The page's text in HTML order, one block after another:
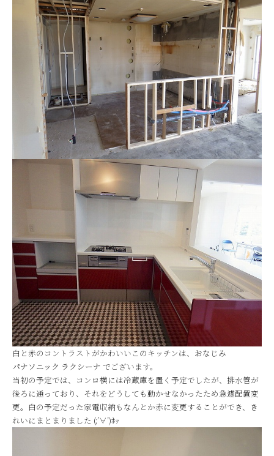
白と赤のコントラストがかわいいこのキッチンは、おなじみ
パナソニック ラクシーナ でございます。
当初の予定では、コンロ横には冷蔵庫を置く予定でしたが、排水管が
後ろに通っており、それをどうしても動かせなかったため急遽配置変
更。白の予定だった家電収納もなんとか赤に変更することができ、き
れいにまとまりました (;’∀’)ﾎｯ